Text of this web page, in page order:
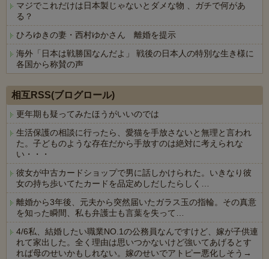
マジでこれだけは日本製じゃないとダメな物 、ガチで何があ
る？
ひろゆきの妻・西村ゆかさん 離婚を提示
海外「日本は戦勝国なんだよ」 戦後の日本人の特別な生き様に
各国から称賛の声
相互RSS(ブログロール)
更年期も疑ってみたほうがいいのでは
生活保護の相談に行ったら、愛猫を手放さないと無理と言われ
た。子どものような存在だから手放すのは絶対に考えられな
い・・・
彼女が中古カードショップで男に話しかけられた。いきなり彼
女の持ち歩いてたカードを品定めしだしたらしく…
離婚から3年後、元夫から突然届いたガラス玉の指輪。その真意
を知った瞬間、私も弁護士も言葉を失って…
4/6私、結婚したい職業NO.1の公務員なんですけど、嫁が子供連
れて家出した。全く理由は思いつかないけど強いてあげるとす
れば母のせいかもしれない。嫁のせいでアトピー悪化しそう→